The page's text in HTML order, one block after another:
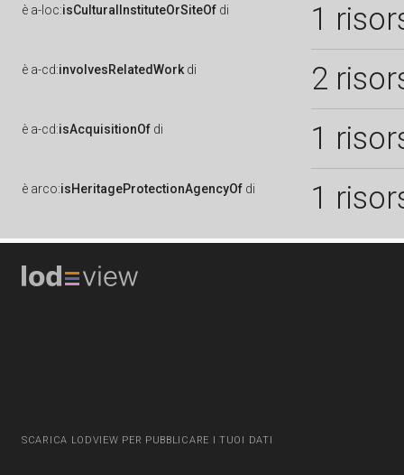
è a-loc:isCulturalInstituteOrSiteOf di 1
è a-cd:involvesRelatedWork di 2
è a-cd:isAcquisitionOf di 1
è arco:isHeritageProtectionAgencyOf di 1
SCARICA LODVIEW PER PUBBLICARE I TUOI DATI